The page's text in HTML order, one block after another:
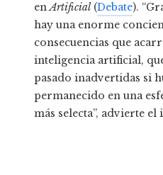
enArtificial (Debate).
hay una enorme
consecuencias que
inteligencia artificial,
pasado inadvertidas si
permanecido en una
más selecta”, advierte